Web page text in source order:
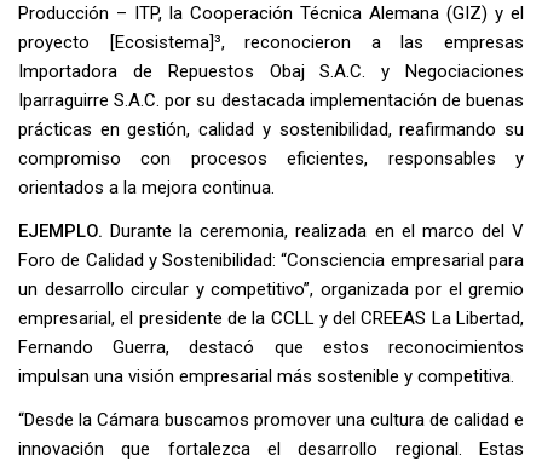
Producción – ITP, la Cooperación Técnica Alemana (GIZ) y el
proyecto [Ecosistema]³, reconocieron a las empresas
Importadora de Repuestos Obaj S.A.C. y Negociaciones
Iparraguirre S.A.C. por su destacada implementación de buenas
prácticas en gestión, calidad y sostenibilidad, reafirmando su
compromiso con procesos eficientes, responsables y
orientados a la mejora continua.
EJEMPLO. Durante la ceremonia, realizada en el marco del V
Foro de Calidad y Sostenibilidad: “Consciencia empresarial para
un desarrollo circular y competitivo”, organizada por el gremio
empresarial, el presidente de la CCLL y del CREEAS La Libertad,
Fernando Guerra, destacó que estos reconocimientos
impulsan una visión empresarial más sostenible y competitiva.
“Desde la Cámara buscamos promover una cultura de calidad e
innovación que fortalezca el desarrollo regional. Estas